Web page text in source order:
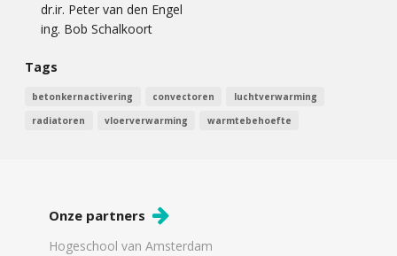
dr.ir. Peter van den Engel
ing. Bob Schalkoort
Tags
betonkernactivering convectoren
luchtverwarming
radiatoren
vloerverwarming warmtebehoefte
Onze partners
Hogeschool van Amsterdam